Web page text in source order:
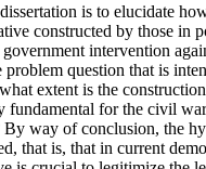
is to elucidate
constructed by those in
intervention
question that is
extent is the
fundamental for the civil
way of conclusion, the
that is, that in current